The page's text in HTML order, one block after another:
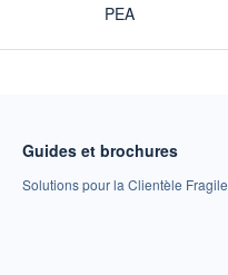
PEA
Guides et brochures
Solutions pour la Clientèle Fragile